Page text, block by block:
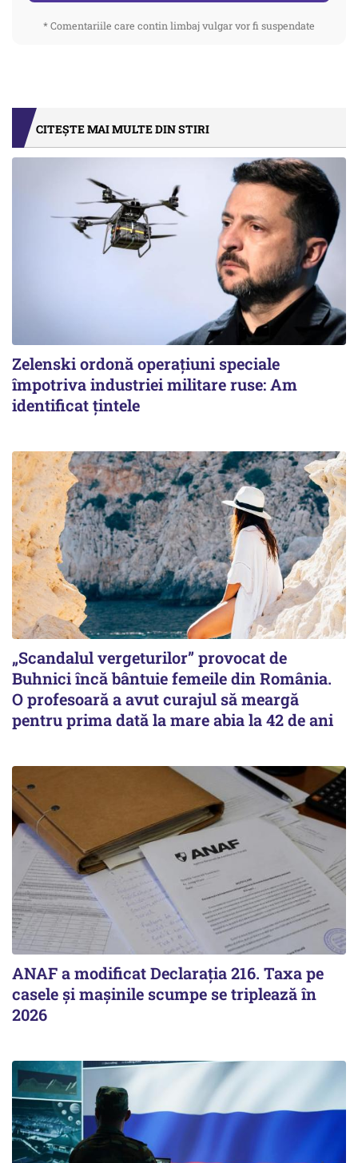
* Comentariile care contin limbaj vulgar vor fi suspendate
CITEȘTE MAI MULTE DIN STIRI
Zelenski ordonă operațiuni speciale
împotriva industriei militare ruse: Am
identificat țintele
„Scandalul vergeturilor” provocat de
Buhnici încă bântuie femeile din România.
O profesoară a avut curajul să meargă
pentru prima dată la mare abia la 42 de ani
ANAF a modificat Declarația 216. Taxa pe
casele și mașinile scumpe se triplează în
2026